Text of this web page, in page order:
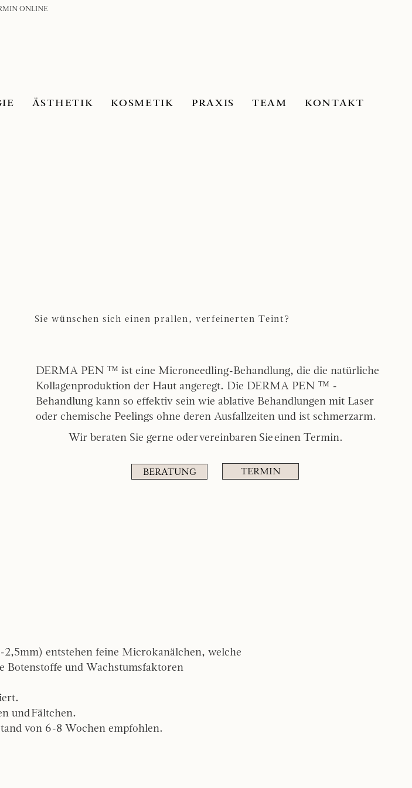
ÄSTHETIK KOSMETIK PRAXIS TEAM KONTAKT
Sie wünschen sich einen prallen, verfeinerten Teint?
DERMA PEN ™ ist eine Microneedling-Behandlung, die die natürliche
Kollagenproduktion der Haut angeregt. Die DERMA PEN ™ -
Behandlung kann so effektiv sein wie ablative Behandlungen mit Laser
oder chemische Peelings ohne deren Ausfallzeiten und ist schmerzarm.
Wir beraten Sie gerne oder vereinbaren Sie einen Termin.
BERATUNG TERMIN
entstehen feine Microkanälchen, welche
Botenstoffe und Wachstumsfaktoren
und Fältchen.
von 6-8 Wochen empfohlen.
ONLINE